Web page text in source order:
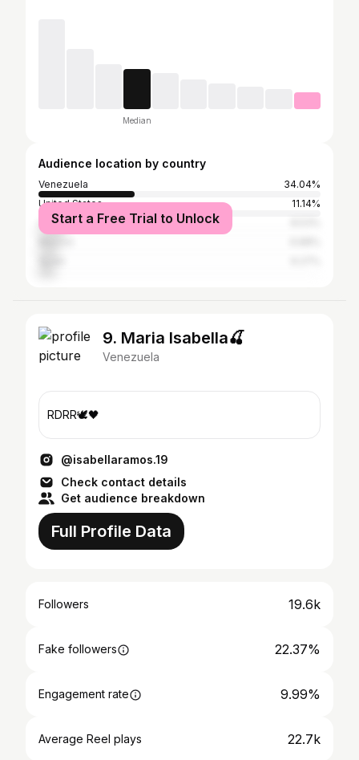
Median
Audience location by country
Venezuela
34.04%
United States
11.14%
Colombia
Start a Free Trial to Unlock
9. Maria Isabella🍒
Venezuela
RDRR🕊️🖤
@isabellaramos.19
Check contact details
Get audience breakdown
Full Profile Data
Followers 19.6k
Fake followers 22.37%
Engagement rate 9.99%
Average Reel plays 22.7k